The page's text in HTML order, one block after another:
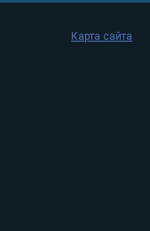
Карта сайта